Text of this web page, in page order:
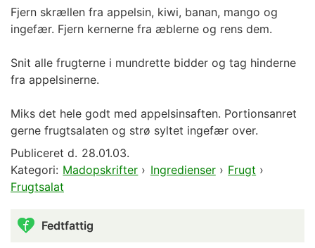
Fjern skrællen fra appelsin, kiwi, banan, mango og
ingefær. Fjern kernerne fra æblerne og rens dem.
Snit alle frugterne i mundrette bidder og tag hinderne
fra appelsinerne.
Miks det hele godt med appelsinsaften. Portionsanret
gerne frugtsalaten og strø syltet ingefær over.
Publiceret d. 28.01.03.
Kategori: Madopskrifter › Ingredienser› Frugt ›
Frugtsalat
Fedtfattig